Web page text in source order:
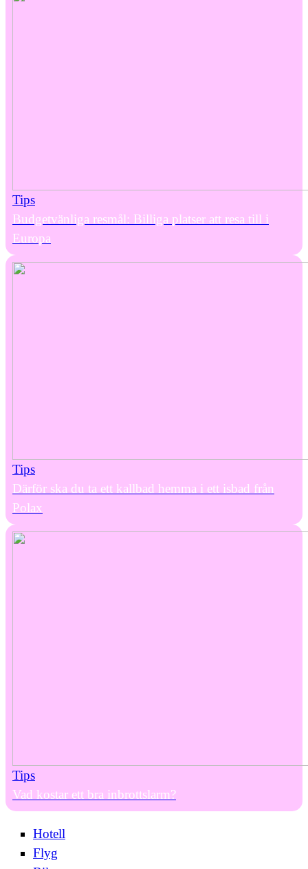
Tips
Budgetvänliga resmål: Billiga platser att resa till i
Europa
Tips
Därför ska du ta ett kallbad hemma i ett isbad från
Polax
Tips
Vad kostar ett bra inbrottslarm?
Hotell
Flyg